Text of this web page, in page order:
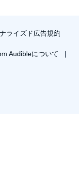
ライズド広告規約
Audibleについて